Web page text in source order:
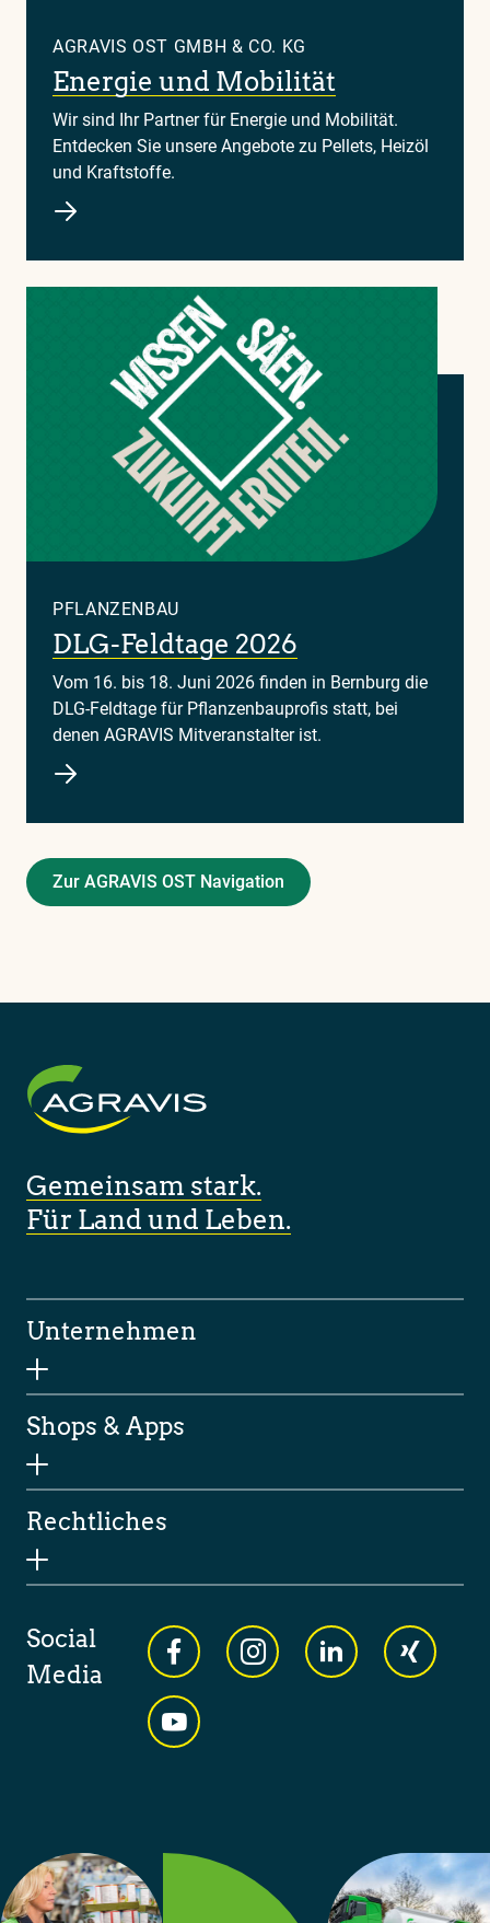
AGRAVIS OST GMBH & CO. KG
Energie und Mobilität
Wir sind Ihr Partner für Energie und Mobilität.
Entdecken Sie unsere Angebote zu Pellets, Heizöl
und Kraftstoffe.
PFLANZENBAU
DLG-Feldtage 2026
Vom 16. bis 18. Juni 2026 finden in Bernburg die
DLG-Feldtage für Pflanzenbauprofis statt, bei
denen AGRAVIS Mitveranstalter ist.
Zur AGRAVIS OST Navigation
Gemeinsam stark.
Für Land und Leben.
Unternehmen
Shops & Apps
Rechtliches
Social
Media